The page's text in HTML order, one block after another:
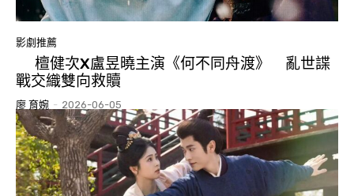
影劇推薦
檀健次X盧昱曉主演《何不同舟渡》 亂世諜
戰交織雙向救贖
廖 育婉 - 2026-06-05